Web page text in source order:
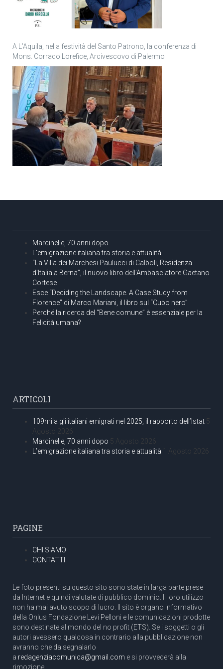
A L’Aquila, nella festività del Santo Patrono, la conferenza di
Mons. Corrado Lorefice, Arcivescovo di Palermo
Marcinelle, 70 anni dopo
L’emigrazione italiana tra storia e attualità
“La Villa dei Marchesi Paulucci di Calboli, Residenza
d’Italia a Berna”, il nuovo libro dell’Ambasciatore Gaetano
Cortese
Esce “Deciding the Landscape. A Case Study from
Florence” di Marco Mariani, il libro sul “Cubo nero”
Perché la ricerca del “Bene comune” è essenziale per la
Felicità umana?
ARTICOLI
109mila gli italiani emigrati nel 2025, il rapporto dell’Istat 5
Agosto 2026
Marcinelle, 70 anni dopo 5 Agosto 2026
L’emigrazione italiana tra storia e attualità 1 Agosto 2026
PAGINE
CHI SIAMO
CONTATTI
Le foto presenti su questo sito sono state in larga parte prese
da Internet e quindi valutate di pubblico dominio. Il loro utilizzo
non ha mai avuto scopo di lucro. Il sito è organo informativo
della Onlus Fondazione Levi Pelloni e le comunicazioni prodotte
sono destinate al mondo del no profit (ETS). Se i soggetti o gli
autori avessero qualcosa in contrario alla pubblicazione non
avranno che da segnalarlo
a redagenziacomunica@gmail.com e si provvederà alla
rimozione.